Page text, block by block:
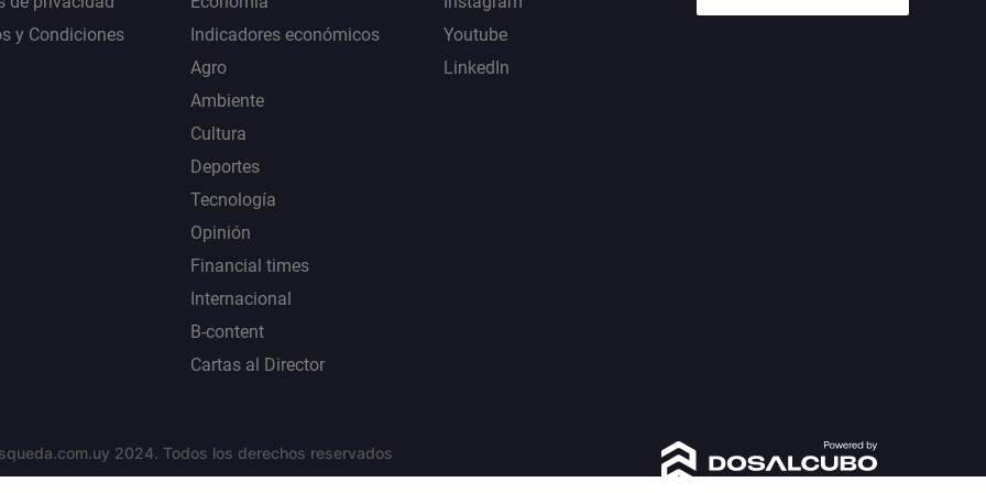
y Condiciones
Indicadores económicos
Agro
Ambiente
Cultura
Deportes
Tecnología
Opinión
Financial times
Internacional
B-content
Cartas al Director
Youtube
LinkedIn
2024. Todos los derechos reservados